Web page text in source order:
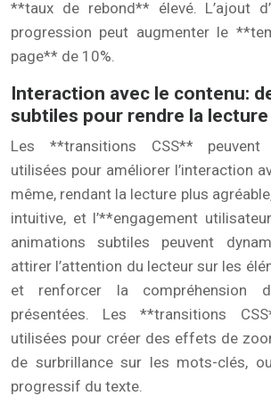
**taux de rebond** élevé. L’ajout
progression peut augmenter le
page** de 10%.
Interaction avec le contenu:
subtiles pour rendre la
Les **transitions CSS** peuvent
utilisées pour améliorer l’interaction
même, rendant la lecture plus
intuitive, et l’**engagement
animations subtiles peuvent
attirer l’attention du lecteur sur les
et renforcer la compréhension
présentées. Les **transitions
utilisées pour créer des effets de
de surbrillance sur les mots-clés,
progressif du texte.